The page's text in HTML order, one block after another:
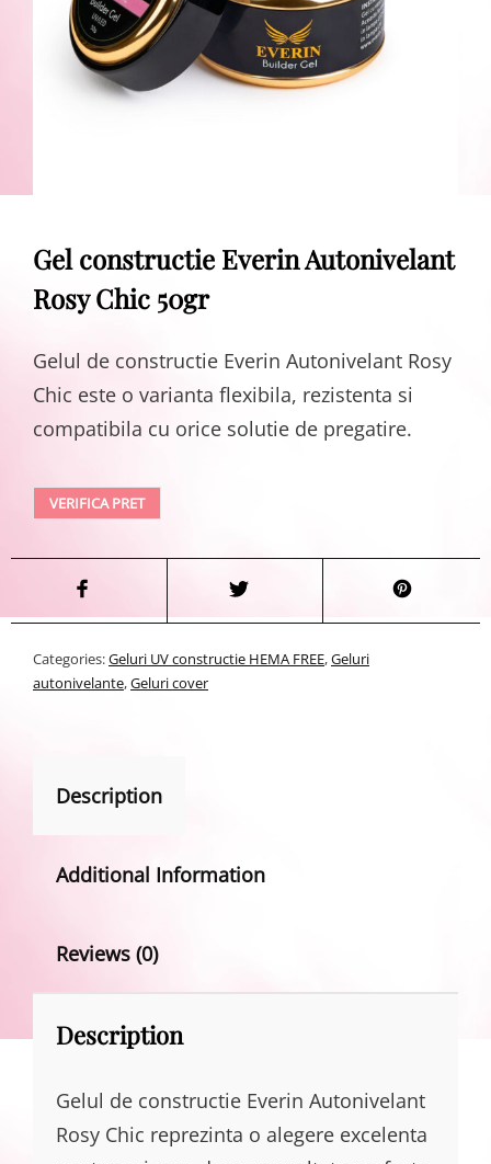
Gel constructie Everin Autonivelant
Rosy Chic 50gr
Gelul de constructie Everin Autonivelant Rosy
Chic este o varianta flexibila, rezistenta si
compatibila cu orice solutie de pregatire.
VERIFICA PRET
Categories:Geluri UV constructie HEMA FREE,Geluri
autonivelante,Geluri cover
Description
Additional Information
Reviews (0)
Description
Gelul de constructie Everin Autonivelant
Rosy Chic reprezinta o alegere excelenta